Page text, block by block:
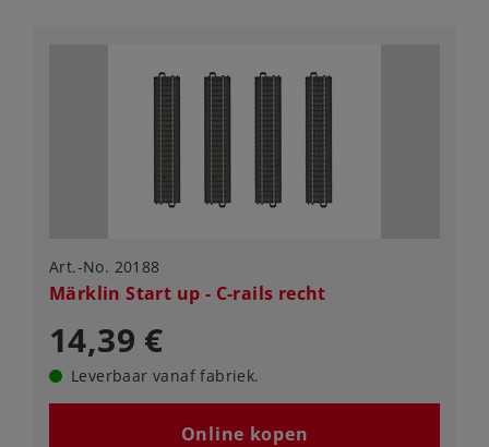
Art.-No. 20188
Märklin Start up - C-rails recht
14,39 €
Leverbaar vanaf fabriek.
Online kopen